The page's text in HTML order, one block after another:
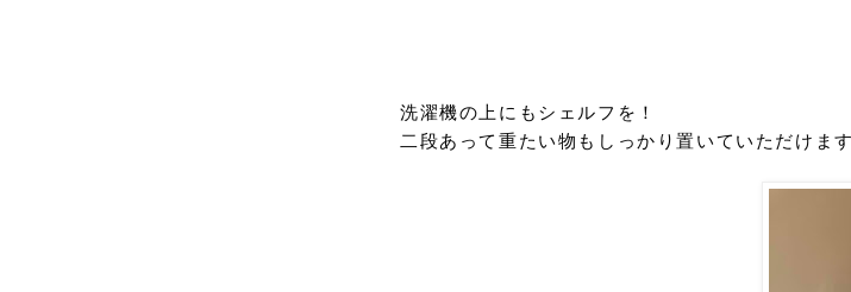
洗濯機の上にもシェルフを！
二段あって重たい物もしっかり置いていただけます